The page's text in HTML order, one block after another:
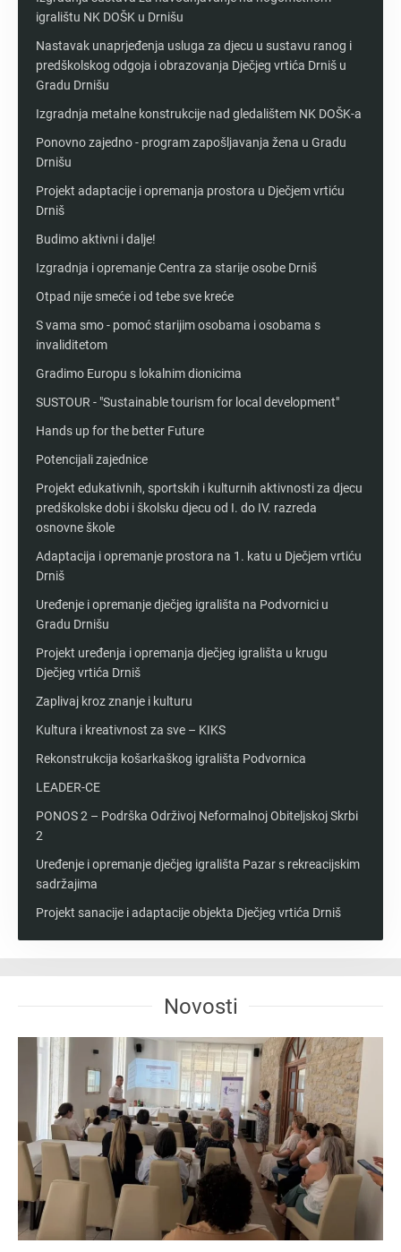
igralištu NK DOŠK u Drnišu
Nastavak unaprjeđenja usluga za djecu u sustavu ranog i
predškolskog odgoja i obrazovanja Dječjeg vrtića Drniš u
Gradu Drnišu
Izgradnja metalne konstrukcije nad gledalištem NK DOŠK-a
Ponovno zajedno - program zapošljavanja žena u Gradu
Drnišu
Projekt adaptacije i opremanja prostora u Dječjem vrtiću
Drniš
Budimo aktivni i dalje!
Izgradnja i opremanje Centra za starije osobe Drniš
Otpad nije smeće i od tebe sve kreće
S vama smo - pomoć starijim osobama i osobama s
invaliditetom
Gradimo Europu s lokalnim dionicima
SUSTOUR - "Sustainable tourism for local development"
Hands up for the better Future
Potencijali zajednice
Projekt edukativnih, sportskih i kulturnih aktivnosti za djecu
predškolske dobi i školsku djecu od I. do IV. razreda
osnovne škole
Adaptacija i opremanje prostora na 1. katu u Dječjem vrtiću
Drniš
Uređenje i opremanje dječjeg igrališta na Podvornici u
Gradu Drnišu
Projekt uređenja i opremanja dječjeg igrališta u krugu
Dječjeg vrtića Drniš
Zaplivaj kroz znanje i kulturu
Kultura i kreativnost za sve – KIKS
Rekonstrukcija košarkaškog igrališta Podvornica
LEADER-CE
PONOS 2 – Podrška Održivoj Neformalnoj Obiteljskoj Skrbi
2
Uređenje i opremanje dječjeg igrališta Pazar s rekreacijskim
sadržajima
Projekt sanacije i adaptacije objekta Dječjeg vrtića Drniš
Novosti